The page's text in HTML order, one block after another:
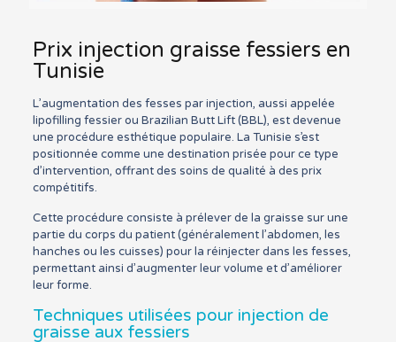
Prix injection graisse fessiers en
Tunisie
L’augmentation des fesses par injection, aussi appelée
lipofilling fessier ou Brazilian Butt Lift (BBL), est devenue
une procédure esthétique populaire. La Tunisie s’est
positionnée comme une destination prisée pour ce type
d’intervention, offrant des soins de qualité à des prix
compétitifs.
Cette procédure consiste à prélever de la graisse sur une
partie du corps du patient (généralement l’abdomen, les
hanches ou les cuisses) pour la réinjecter dans les fesses,
permettant ainsi d’augmenter leur volume et d’améliorer
leur forme.
Techniques utilisées pour injection de
graisse aux fessiers